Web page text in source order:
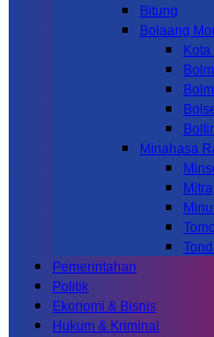
Bitung
Bolaang
Minahasa
Mitra
Pemerintahan
Politik
Ekonomi & Bisnis
Hukum & Kriminal